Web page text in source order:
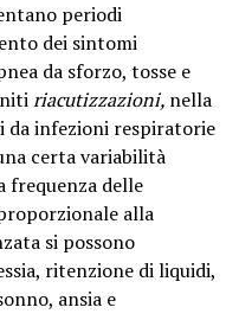
periodi
dei sintomi
da sforzo, tosse e
riacutizzazioni, nella
da infezioni respiratorie
certa variabilità
frequenza delle
alla
si possono
ritenzione di liquidi,
ansia e